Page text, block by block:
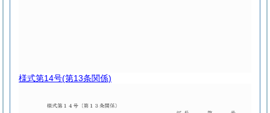
様式第14号(第13条関係)